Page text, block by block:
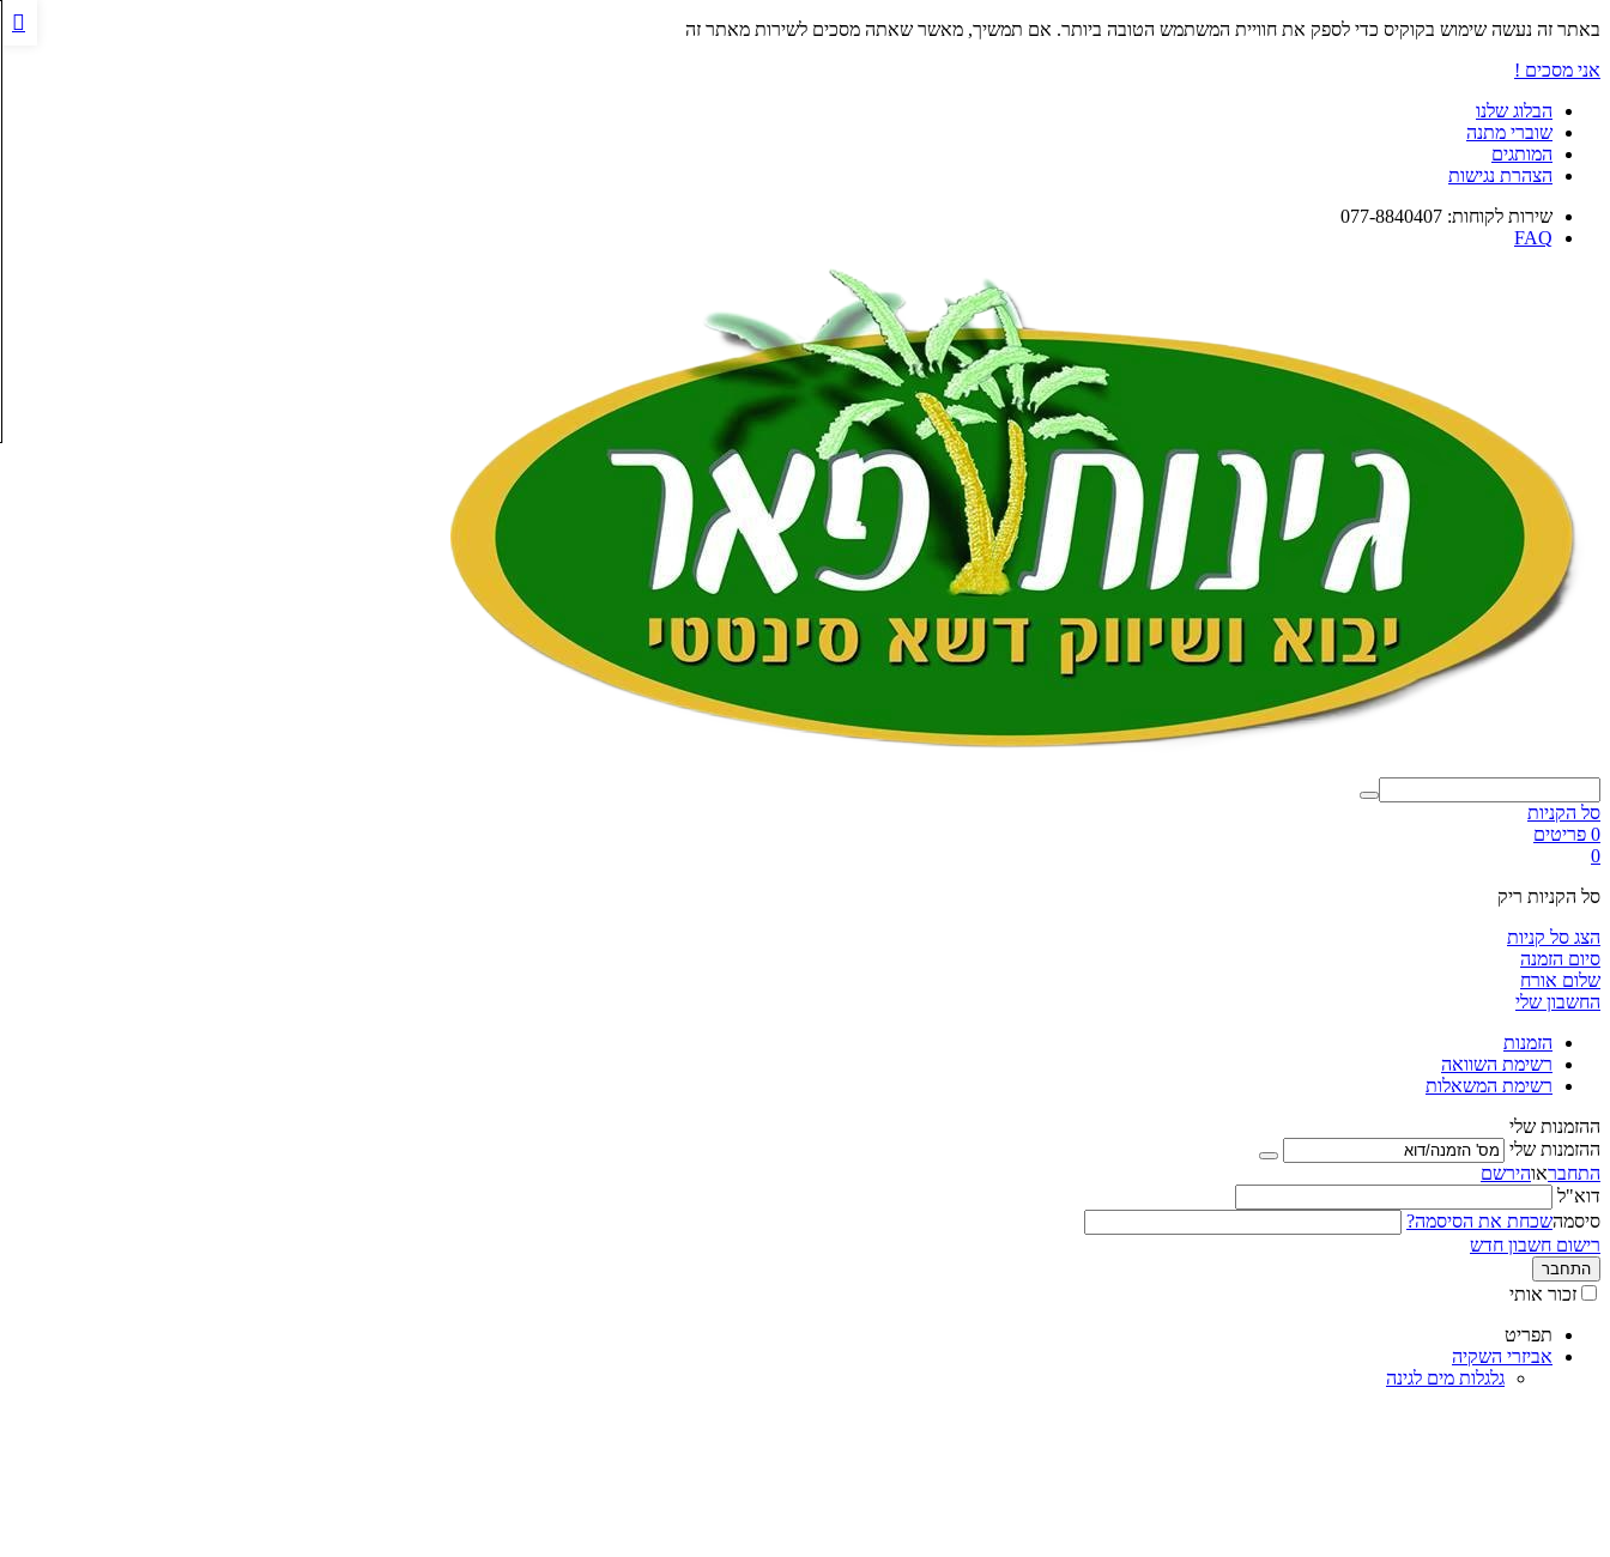
באתר זה נעשה שימוש בקוקיס כדי לספק את חוויית המשתמש הטובה ביותר. אם תמשיך, מאשר שאתה מסכים לשירות מאתר זה
אני מסכים !
הבלוג שלנו
שוברי מתנה
המותגים
הצהרת נגישות
שירות לקוחות: 077-8840407
FAQ
סל הקניות
0 פריטים
0
סל הקניות ריק
הצג סל קניות
סיום הזמנה
שלום אורח
החשבון שלי
הזמנות
רשימת השוואה
רשימת המשאלות
ההזמנות שלי
ההזמנות שלי
התחבראוהירשם
דוא"ל
סיסמהשכחת את הסיסמה?
רישום חשבון חדש
התחבר
זכור אותי
תפריט
אביזרי השקיה
גלגלות מים לגינה